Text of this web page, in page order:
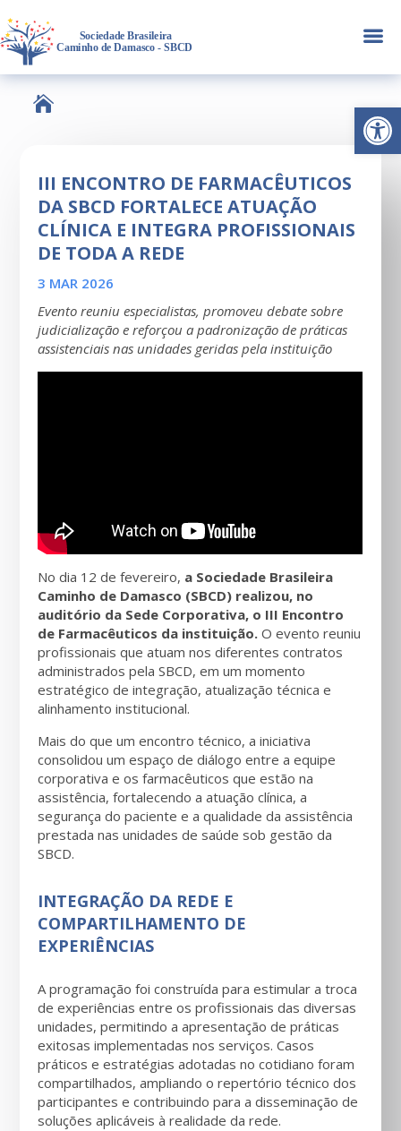
Abrir
a

III ENCONTRO DE FARMACÊUTICOS
DA SBCD FORTALECE ATUAÇÃO
CLÍNICA E INTEGRA PROFISSIONAIS
DE TODA A REDE
3 MAR 2026
Evento reuniu especialistas, promoveu debate sobre
judicialização e reforçou a padronização de práticas
assistenciais nas unidades geridas pela instituição
No dia 12 de fevereiro, a Sociedade Brasileira
Caminho de Damasco (SBCD) realizou, no
auditório da Sede Corporativa, o III Encontro
de Farmacêuticos da instituição. O evento reuniu
profissionais que atuam nos diferentes contratos
administrados pela SBCD, em um momento
estratégico de integração, atualização técnica e
alinhamento institucional.
Mais do que um encontro técnico, a iniciativa
consolidou um espaço de diálogo entre a equipe
corporativa e os farmacêuticos que estão na
assistência, fortalecendo a atuação clínica, a
segurança do paciente e a qualidade da assistência
prestada nas unidades de saúde sob gestão da
SBCD.
INTEGRAÇÃO DA REDE E
COMPARTILHAMENTO DE
EXPERIÊNCIAS
A programação foi construída para estimular a troca
de experiências entre os profissionais das diversas
unidades, permitindo a apresentação de práticas
exitosas implementadas nos serviços. Casos
práticos e estratégias adotadas no cotidiano foram
compartilhados, ampliando o repertório técnico dos
participantes e contribuindo para a disseminação de
soluções aplicáveis à realidade da rede.